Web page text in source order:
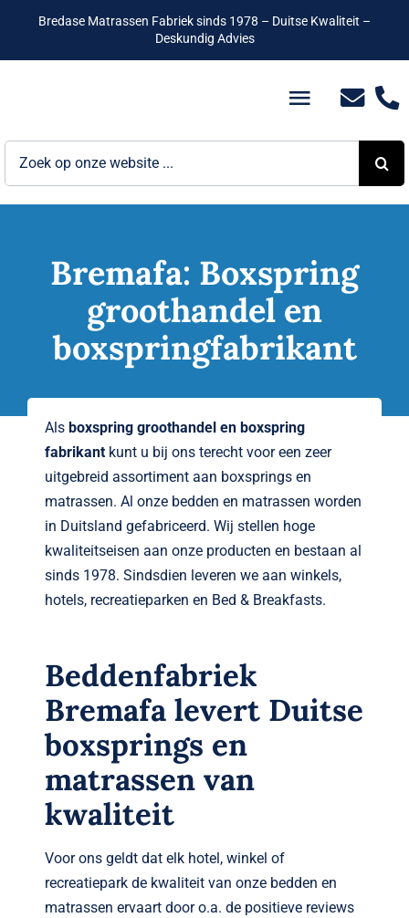
inhoud
Bredase Matrassen Fabriek sinds 1978 – Duitse Kwaliteit –
Deskundig Advies
Toggle
Hotelbedden
Matrassen
Boxsprings
Lattenbodems
Bremafa: Boxspring
groothandel en
boxspringfabrikant
Als boxspring groothandel en boxspring
fabrikantkunt u bij ons terecht voor een zeer
uitgebreid assortiment aan boxsprings en
matrassen. Al onze bedden en matrassen worden
in Duitsland gefabriceerd. Wij stellen hoge
kwaliteitseisen aan onze producten en bestaan al
sinds 1978. Sindsdien leveren we aan winkels,
hotels, recreatieparken en Bed & Breakfasts.
Beddenfabriek
Bremafa levert Duitse
boxsprings en
matrassen van
kwaliteit
Voor ons geldt dat elk hotel, winkel of
recreatiepark de kwaliteit van onze bedden en
matrassen ervaart door o.a. de positieve reviews